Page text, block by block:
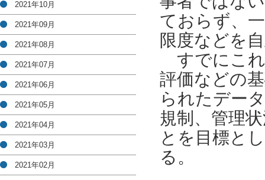
ておらず、
限度などを
すでにこれ
評価などの
られたデー
規制、管理
とを目標と
る。
2021年10月
2021年09月
2021年08月
2021年07月
2021年06月
2021年05月
2021年04月
2021年03月
2021年02月